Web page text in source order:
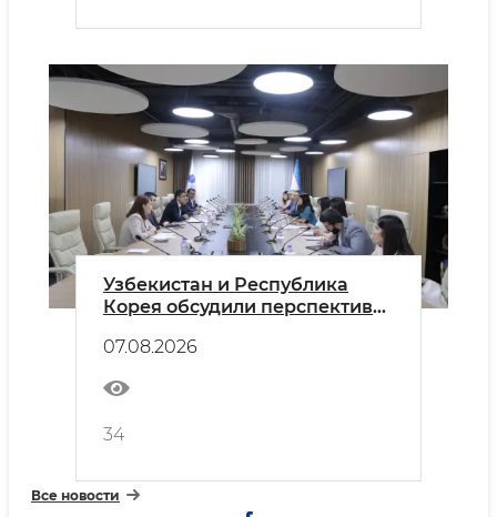
Узбекистан и Республика
Корея обсудили перспективы
сотрудничества в сфере
07.08.2026
34
Все новости